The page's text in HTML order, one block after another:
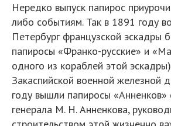
Нередко выпуск папирос
либо событиям. Так в 1891 году
Петербург французской эскадры
папиросы «Франко-русские» и
одного из кораблей этой
Закаспийской военной железной
году вышли папиросы «Анненков»
генерала М. Н. Анненкова,